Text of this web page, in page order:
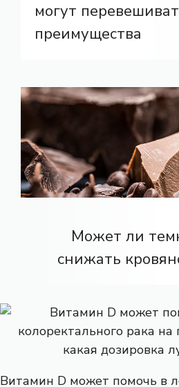
могут
преимущества
Может ли
снижать
Витамин D может помочь в